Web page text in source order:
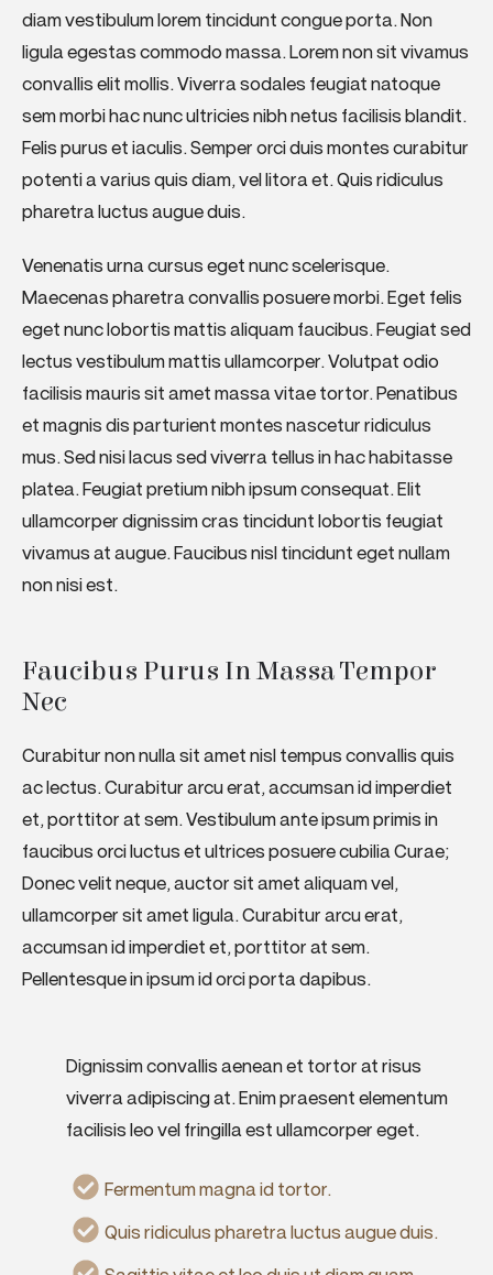
diam vestibulum lorem tincidunt congue porta. Non
ligula egestas commodo massa. Lorem non sit vivamus
convallis elit mollis. Viverra sodales feugiat natoque
sem morbi hac nunc ultricies nibh netus facilisis blandit.
Felis purus et iaculis. Semper orci duis montes curabitur
potenti a varius quis diam, vel litora et. Quis ridiculus
pharetra luctus augue duis.
Venenatis urna cursus eget nunc scelerisque.
Maecenas pharetra convallis posuere morbi. Eget felis
eget nunc lobortis mattis aliquam faucibus. Feugiat sed
lectus vestibulum mattis ullamcorper. Volutpat odio
facilisis mauris sit amet massa vitae tortor. Penatibus
et magnis dis parturient montes nascetur ridiculus
mus. Sed nisi lacus sed viverra tellus in hac habitasse
platea. Feugiat pretium nibh ipsum consequat. Elit
ullamcorper dignissim cras tincidunt lobortis feugiat
vivamus at augue. Faucibus nisl tincidunt eget nullam
non nisi est.
Faucibus Purus In Massa Tempor
Nec
Curabitur non nulla sit amet nisl tempus convallis quis
ac lectus. Curabitur arcu erat, accumsan id imperdiet
et, porttitor at sem. Vestibulum ante ipsum primis in
faucibus orci luctus et ultrices posuere cubilia Curae;
Donec velit neque, auctor sit amet aliquam vel,
ullamcorper sit amet ligula. Curabitur arcu erat,
accumsan id imperdiet et, porttitor at sem.
Pellentesque in ipsum id orci porta dapibus.
Dignissim convallis aenean et tortor at risus
viverra adipiscing at. Enim praesent elementum
facilisis leo vel fringilla est ullamcorper eget.
Fermentum magna id tortor.
Quis ridiculus pharetra luctus augue duis.